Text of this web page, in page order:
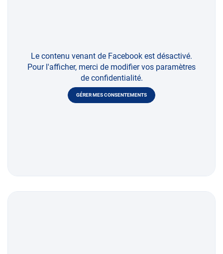
Le contenu venant de Facebook est désactivé.
Pour l'afficher, merci de modifier vos paramètres
de confidentialité.
GÉRER MES CONSENTEMENTS